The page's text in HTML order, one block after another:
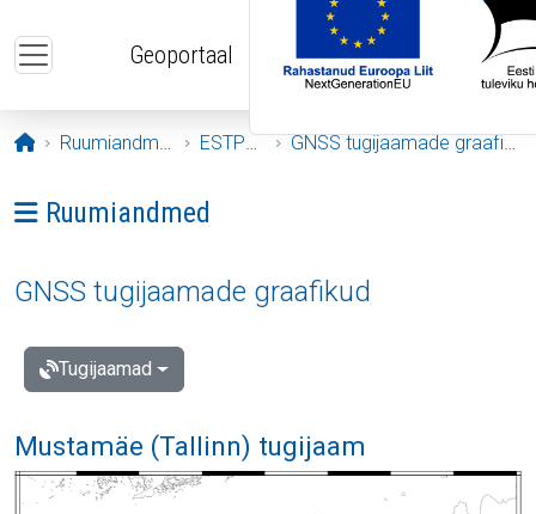
Geoportaal
Avaleht
Ruumiandmed ESTPOS GNSS tugijaamade graafikud
Ava menüü: Ruumiandmed
Ruumiandmed
GNSS tugijaamade graafikud
Tugijaamad
Mustamäe (Tallinn) tugijaam